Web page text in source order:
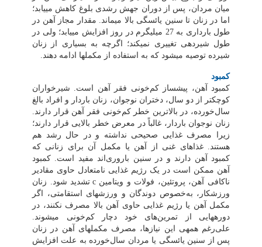
میان مردان، پس از دوران جهش رشدی بلوغ کاهش می‏یابد؛
اما در زنان تا سنین یائسگی بالا می‏ماند. مقدار مجاز آهن در
طول بارداری به 27 میلی‏گرم در روز افزایش می‏یابد؛ ولی در
طول شیردهی تغییری نمی‏کند؛ اگرچه به بسیاری از زنان
شیرده توصیه می‏شود که به استفاده از مکمل‏ها ادامه دهند.
کمبود
کمبود آهن، پیش‏ساز کم‌خونی فقر آهن است. شیرخواران
کوچک‏تر از دو سال، دختران نوجوان، زنان باردار و افراد بالغ
سال‌خورده، در بالاترین خطر کم‌خونی فقر آهن قرار دارند.
زنان نوجوان باردار، غالباً در معرض خطر بالایی قرار دارند؛
زیرا مصرف غذایی صحیحی نداشته و در حال رشد هم
هستند. غذاهای غنی از آهن یا مکمل آن برای زنانی که
کمبود آهن دارند و در سنین باروری‌اند مفید است. کمبود
آهن ممکن است در یک رژیم غذایی نامتعادل حاوی مقادیر
ناکافی آهن، پروتئین، فولات و ویتامینc تشدید شود. زنان
ورزشکار، به‌خصوص دوندگان و ورزش‏های استقامتی، اگر
مکمل آهن یا رژیم غذایی حاوی آهن بالا مصرف نکنند، در
دوره‏هایی از تمرین‌های خود دچار کم‌خونی می‏شوند.
علی‌رغم همه‏ی این نیازها، مصرف مکمل‏های آهن در زنان
پس از سنین یائسگی یا مردان سال‌خورده‏ به علت افزایش